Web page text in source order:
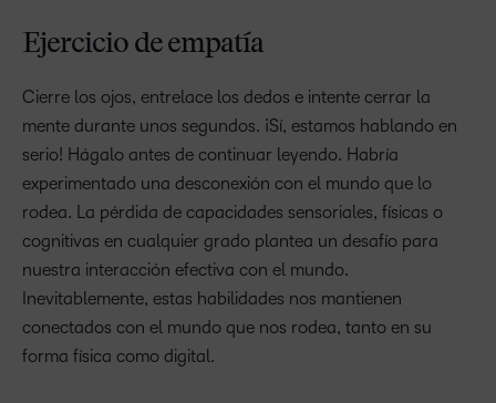
Ejercicio de empatía
Cierre los ojos, entrelace los dedos e intente cerrar la
mente durante unos segundos. ¡Sí, estamos hablando en
serio! Hágalo antes de continuar leyendo. Habría
experimentado una desconexión con el mundo que lo
rodea. La pérdida de capacidades sensoriales, físicas o
cognitivas en cualquier grado plantea un desafío para
nuestra interacción efectiva con el mundo.
Inevitablemente, estas habilidades nos mantienen
conectados con el mundo que nos rodea, tanto en su
forma física como digital.